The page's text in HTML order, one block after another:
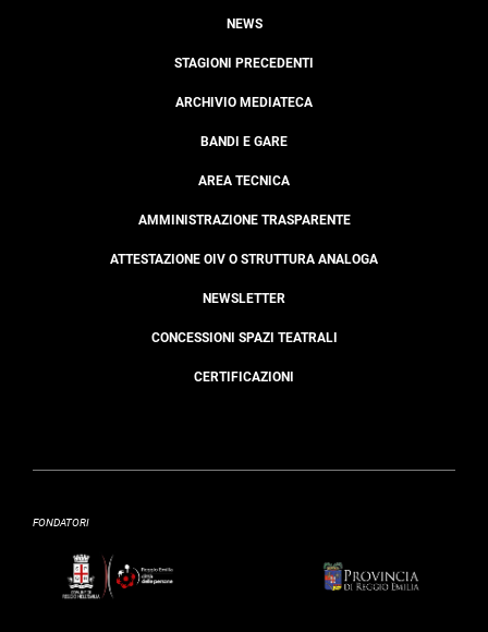
NEWS
STAGIONI PRECEDENTI
ARCHIVIO MEDIATECA
BANDI E GARE
AREA TECNICA
AMMINISTRAZIONE TRASPARENTE
ATTESTAZIONE OIV O STRUTTURA ANALOGA
NEWSLETTER
CONCESSIONI SPAZI TEATRALI
CERTIFICAZIONI
FONDATORI